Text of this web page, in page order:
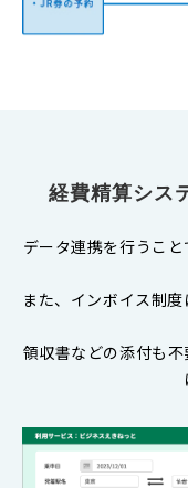
経費精算シス
データ連携を行うこ
また、インボイス制
領収書などの添付も